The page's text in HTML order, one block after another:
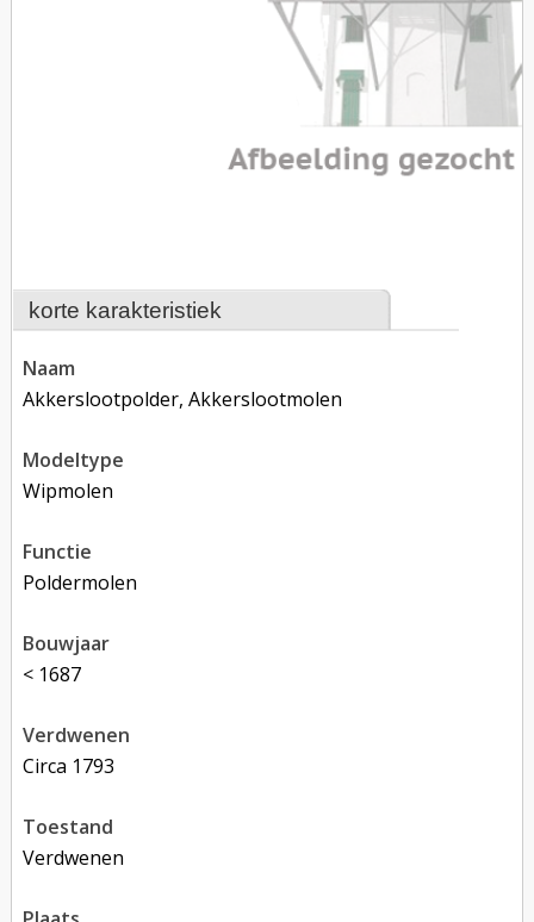
korte karakteristiek
naam
Akkerslootpolder, Akkerslootmolen
modeltype
Wipmolen
functie
poldermolen
bouwjaar
< 1687
verdwenen
circa 1793
toestand
verdwenen